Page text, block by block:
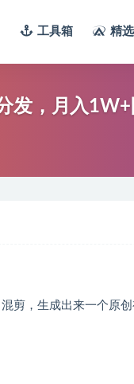
工具箱 精
发，月入
剪，生成出来一个原